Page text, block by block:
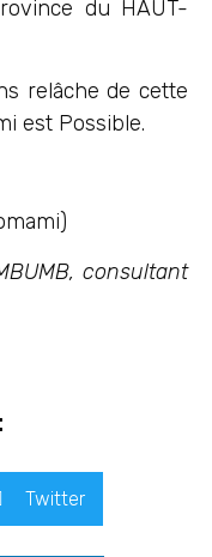
du HAUT-
relâche de cette
est Possible.
consultant
Twitter